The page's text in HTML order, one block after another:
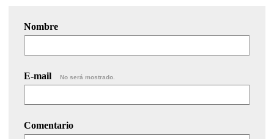
Nombre
E-mail No será mostrado.
Comentario